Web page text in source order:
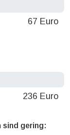
67 Euro
236 Euro
sind gering: